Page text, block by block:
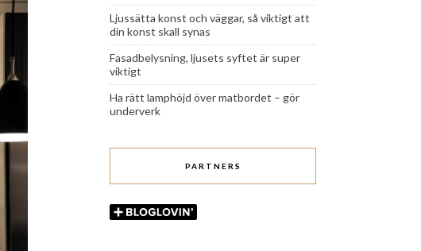
Ljussätta konst och väggar, så viktigt att
din konst skall synas
Fasadbelysning, ljusets syftet är super
viktigt
Ha rätt lamphöjd över matbordet – gör
underverk
PARTNERS